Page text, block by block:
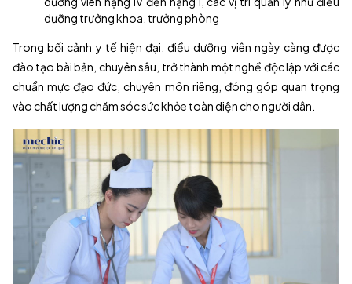
dưỡng trưởng khoa, trưởng phòng
Trong bối cảnh y tế hiện đại, điều dưỡng viên ngày càng được
đào tạo bài bản, chuyên sâu, trở thành một nghề độc lập với các
chuẩn mực đạo đức, chuyên môn riêng, đóng góp quan trọng
vào chất lượng chăm sóc sức khỏe toàn diện cho người dân.